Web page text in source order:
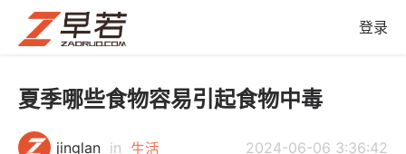
登录
夏季哪些食物容易引起食物中毒
jinglan in 生活 2024-06-06 3:36:42